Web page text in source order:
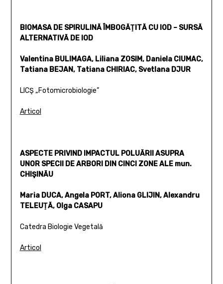
BIOMASA DE SPIRULINĂ ÎMBOGĂŢITĂ CU IOD – SURSĂ
ALTERNATIVĂ DE IOD
Valentina BULIMAGA, Liliana ZOSIM, Daniela CIUMAC,
Tatiana BEJAN, Tatiana CHIRIAC, Svetlana DJUR
LICŞ „Fotomicrobiologie”
Articol
ASPECTE PRIVIND IMPACTUL POLUĂRII ASUPRA
UNOR SPECII DE ARBORI DIN CINCI ZONE ALE mun.
CHIŞINĂU
Maria DUCA, Angela PORT, Aliona GLIJIN, Alexandru
TELEUŢĂ, Olga CASAPU
Catedra Biologie Vegetală
Articol